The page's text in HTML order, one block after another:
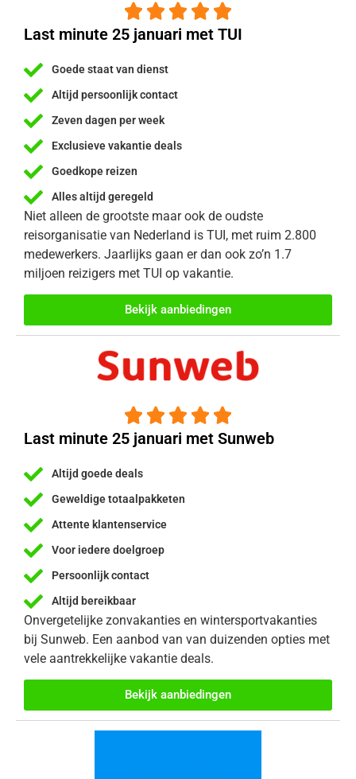
    
Last minute 25 januari met TUI
Goede staat van dienst
Altijd persoonlijk contact
Zeven dagen per week
Exclusieve vakantie deals
Goedkope reizen
Alles altijd geregeld
Niet alleen de grootste maar ook de oudste
reisorganisatie van Nederland is TUI, met ruim 2.800
medewerkers. Jaarlijks gaan er dan ook zo’n 1.7
miljoen reizigers met TUI op vakantie.
Bekijk aanbiedingen
    
Last minute 25 januari met Sunweb
Altijd goede deals
Geweldige totaalpakketen
Attente klantenservice
Voor iedere doelgroep
Persoonlijk contact
Altijd bereikbaar
Onvergetelijke zonvakanties en wintersportvakanties
bij Sunweb. Een aanbod van van duizenden opties met
vele aantrekkelijke vakantie deals.
Bekijk aanbiedingen